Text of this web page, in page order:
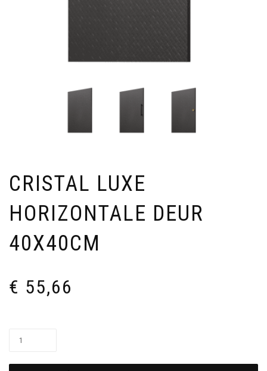
CRISTAL LUXE
HORIZONTALE DEUR
40X40CM
€ 55,66